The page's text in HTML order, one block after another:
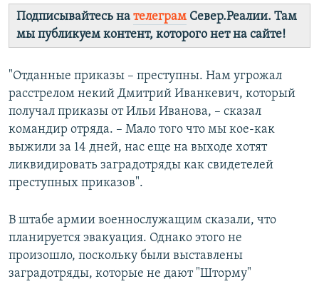
Подписывайтесь на телеграм Север.Реалии. Там
мы публикуем контент, которого нет на сайте!
"Отданные приказы – преступны. Нам угрожал
расстрелом некий Дмитрий Иванкевич, который
получал приказы от Ильи Иванова, – сказал
командир отряда. – Мало того что мы кое-как
выжили за 14 дней, нас еще на выходе хотят
ликвидировать заградотряды как свидетелей
преступных приказов".
В штабе армии военнослужащим сказали, что
планируется эвакуация. Однако этого не
произошло, поскольку были выставлены
заградотряды, которые не дают "Шторму"